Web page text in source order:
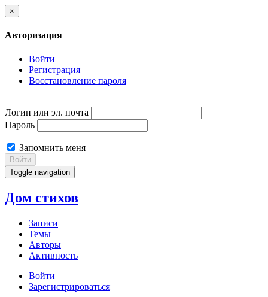
×
Авторизация
Войти
Регистрация
Восстановление пароля
Логин или эл. почта
Пароль
Запомнить меня
Войти
Toggle navigation
Дом стихов
Записи
Темы
Авторы
Активность
Войти
Зарегистрироваться